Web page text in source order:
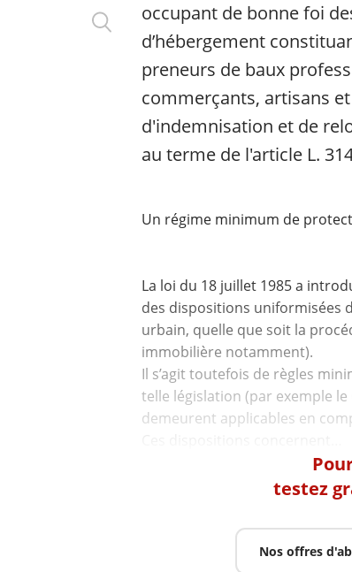
occupant de bonne foi
d’hébergement
preneurs de baux
commerçants, artisans
d'indemnisation et de
au terme de l'article L.
Un régime minimum de
La loi du 18 juillet 1985 a
des dispositions uniformisées
urbain, quelle que soit la
immobilière notamment).
Il s’agit toutefois de règles
telle législation (par exemple
demeurent applicables en
testez
Nos offres